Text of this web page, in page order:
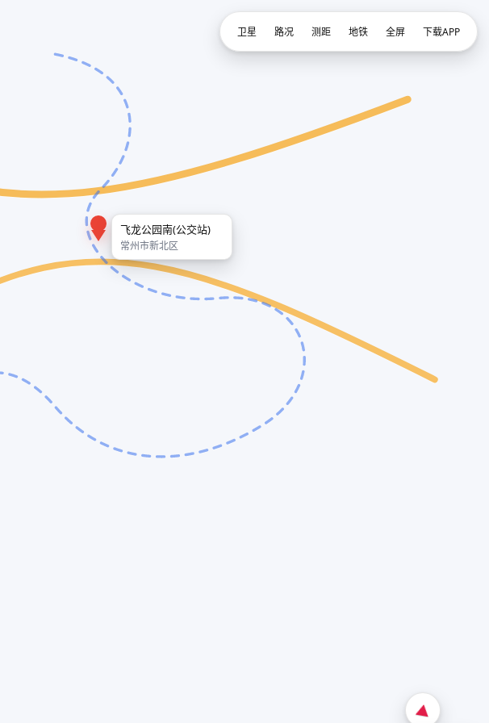
飞龙公园南(公交站)
常州市新北区
卫星 路况 测距 地铁 全屏 下载APP